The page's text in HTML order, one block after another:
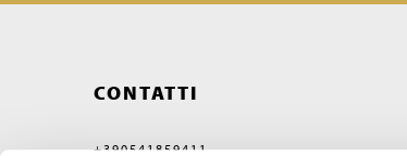
CONTATTI
+390541859411